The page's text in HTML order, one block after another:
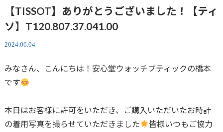
【TISSOT】ありがとうございました！【ティ
ソ】T120.807.37.041.00
2024.06.04
みなさん、こんにちは！安心堂ウォッチブティックの橋本
です
本日はお客様に許可をいただき、ご購入いただいたお時計
の着用写真を撮らせていただきました
皆様いつもご協力